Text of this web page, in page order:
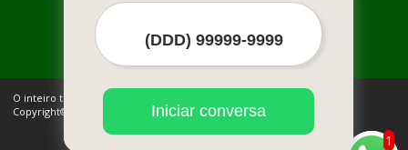
Contato
Mais Serviços
O inteiro teor deste site está sujeito à proteção de direitos autorais.
Copyright© SEVEN RESIDUOS (Lei 9610 de 19/02/1998)
1
Iniciar conversa